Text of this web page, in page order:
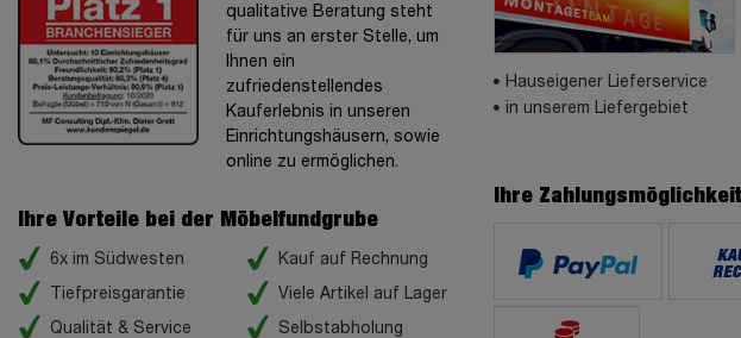
qualitative Beratung steht
für uns an erster Stelle, um
Ihnen ein
zufriedenstellendes
Kauferlebnis in unseren
Einrichtungshäusern, sowie
online zu ermöglichen.
Ihre Vorteile bei der Möbelfundgrube
6x im Südwesten
Tiefpreisgarantie
Qualität & Service
Kauf auf Rechnung
Viele Artikel auf Lager
Selbstabholung
Hauseigener Lieferservice
in unserem Liefergebiet
Ihre